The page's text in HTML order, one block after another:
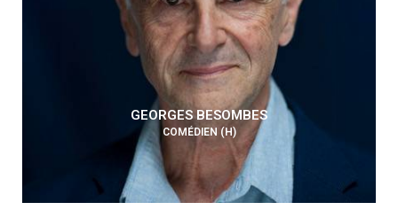
GEORGES BESOMBES
COMÉDIEN (H)